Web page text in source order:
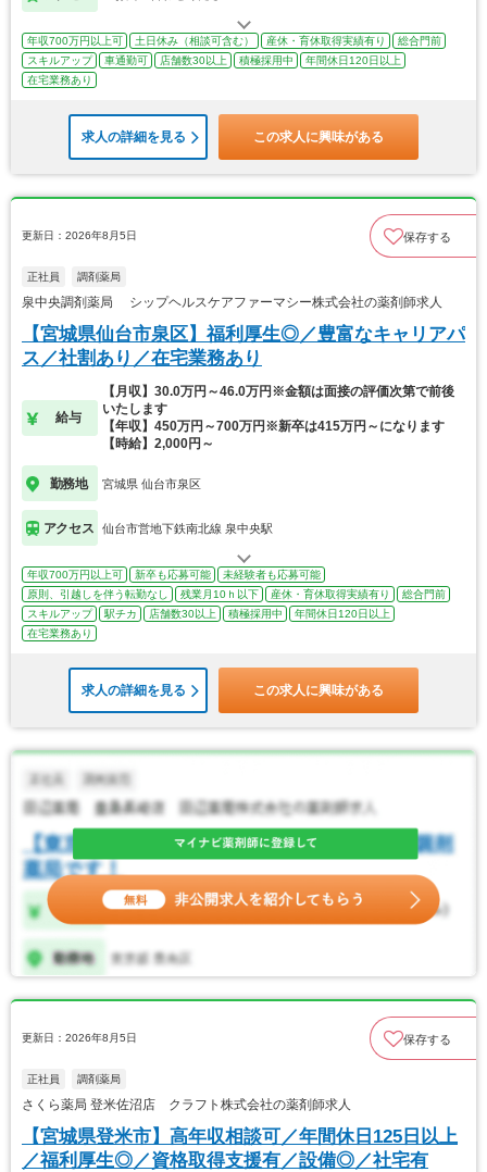
年収700万円以上可 土日休み（相談可含む） 産休・育休取得実績有り
総合門前
スキルアップ
車通勤可 店舗数30以上 積極採用中
年間休日120日以上
在宅業務あり
求人の詳細を見る この求人に興味がある
更新日：2026年8月5日 保存する
正社員 調剤薬局
泉中央調剤薬局 シップヘルスケアファーマシー株式会社の薬剤師求人
【宮城県仙台市泉区】福利厚生◎／豊富なキャリアパ
ス／社割あり／在宅業務あり
給与
【月収】30.0万円～46.0万円※金額は面接の評価次第で前後
いたします
【年収】450万円～700万円※新卒は415万円～になります
【時給】2,000円～
勤務地 宮城県 仙台市泉区
アクセス 仙台市営地下鉄南北線 泉中央駅
年収700万円以上可 新卒も応募可能
未経験者も応募可能
原則、引越しを伴う転勤なし
残業月10ｈ以下 産休・育休取得実績有り
総合門前
スキルアップ
駅チカ 店舗数30以上 積極採用中
年間休日120日以上
在宅業務あり
求人の詳細を見る この求人に興味がある
更新日：2026年8月5日 保存する
正社員 調剤薬局
さくら薬局 登米佐沼店 クラフト株式会社の薬剤師求人
【宮城県登米市】高年収相談可／年間休日125日以上
／福利厚生◎／資格取得支援有／設備◎／社宅有